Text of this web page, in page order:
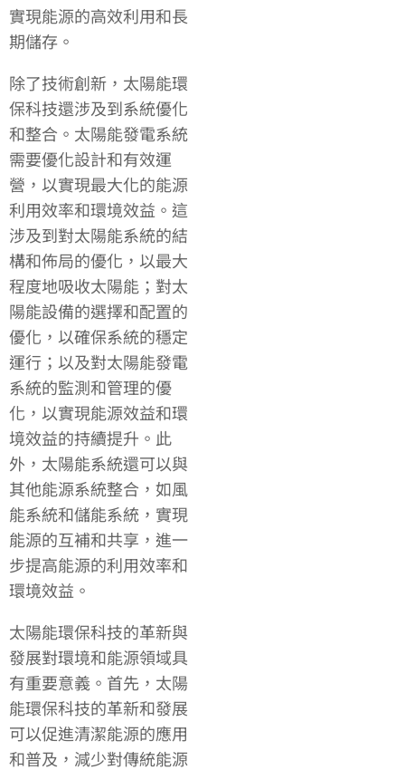
實現能源的高效利用和長
期儲存。
除了技術創新，太陽能環
保科技還涉及到系統優化
和整合。太陽能發電系統
需要優化設計和有效運
營，以實現最大化的能源
利用效率和環境效益。這
涉及到對太陽能系統的結
構和佈局的優化，以最大
程度地吸收太陽能；對太
陽能設備的選擇和配置的
優化，以確保系統的穩定
運行；以及對太陽能發電
系統的監測和管理的優
化，以實現能源效益和環
境效益的持續提升。此
外，太陽能系統還可以與
其他能源系統整合，如風
能系統和儲能系統，實現
能源的互補和共享，進一
步提高能源的利用效率和
環境效益。
太陽能環保科技的革新與
發展對環境和能源領域具
有重要意義。首先，太陽
能環保科技的革新和發展
可以促進清潔能源的應用
和普及，減少對傳統能源